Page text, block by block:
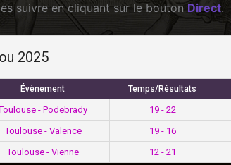
suivre en cliquant sur le bouton Direct.
2025
Évènement Temps/Résultats
- Podebrady 19 - 22
Toulouse - Valence 19 - 16
Toulouse - Vienne 12 - 21